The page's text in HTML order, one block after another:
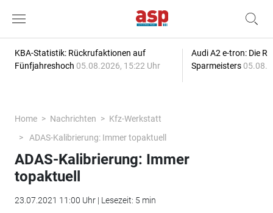
KBA-Statistik: Rückrufaktionen auf
Fünfjahreshoch 05.08.2026, 15:22 Uhr
Audi A2 e-tron: Die
Sparmeisters
Home Nachrichten
Kfz-Werkstatt
ADAS-Kalibrierung: Immer topaktuell
ADAS-Kalibrierung: Immer
topaktuell
23.07.2021 11:00 Uhr | Lesezeit: 5 min